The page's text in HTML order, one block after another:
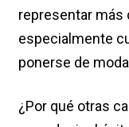
representar más
especialmente
ponerse de
¿Por qué otras